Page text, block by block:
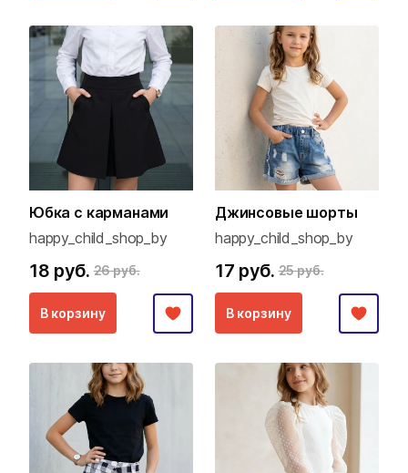
Юбка с карманами
happy_child_shop_by
18 руб. 26 руб.
В корзину
Джинсовые шорты
happy_child_shop_by
17 руб. 25 руб.
В корзину